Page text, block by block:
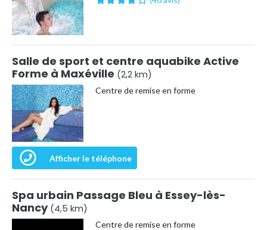
Salle de sport et centre aquabike Active
Forme à Maxéville (2,2 km)
Centre de remise en forme
Afficher le téléphone
Spa urbain Passage Bleu à Essey-lès-
Nancy (4,5 km)
Centre de remise en forme